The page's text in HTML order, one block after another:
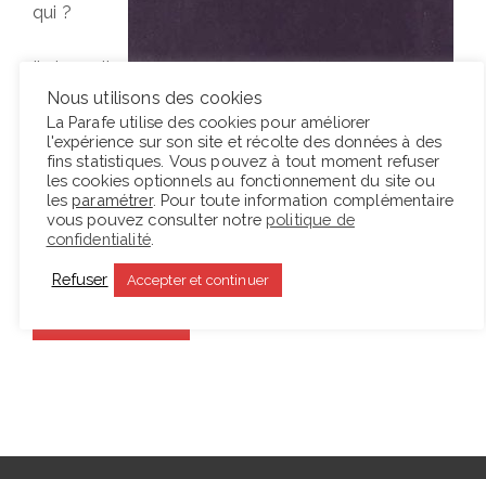
qui ?
Il n’y avait
personne
. Ses paroles s’évanouirent. Comme s’évanouit une
fusée. Ses étincelles, s’étant frayé un chemin dans
la nuit, viennent s’y fondre, le noir descend, vient
noyer les contours des maisons et des tours ; les
collines ternes s’estompent et s’effondrent.…
Nous utilisons des cookies
La Parafe utilise des cookies pour améliorer
l'expérience sur son site et récolte des données à des
fins statistiques. Vous pouvez à tout moment refuser
les cookies optionnels au fonctionnement du site ou
les paramétrer. Pour toute information complémentaire
vous pouvez consulter notre politique de
confidentialité.
Refuser Accepter et continuer